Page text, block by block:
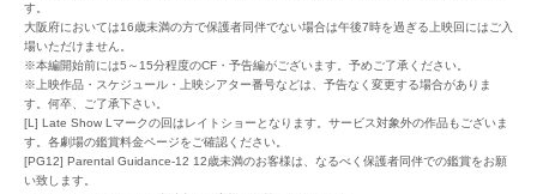
す。
大阪府においては16歳未満の方で保護者同伴でない場合は午後7時を過ぎる上映回にはご入
場いただけません。
※本編開始前には5～15分程度のCF・予告編がございます。予めご了承ください。
※上映作品・スケジュール・上映シアター番号などは、予告なく変更する場合がありま
す。何卒、ご了承下さい。
[L] Late Show Lマークの回はレイトショーとなります。サービス対象外の作品もございま
す。各劇場の鑑賞料金ページをご確認ください。
[PG12] Parental Guidance-12 12歳未満のお客様は、なるべく保護者同伴での鑑賞をお願
い致します。